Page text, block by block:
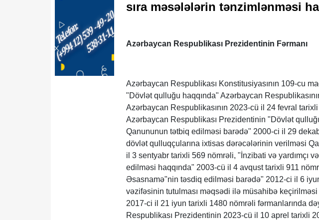
sıra məsələlərin tənzimlənməsi
Azərbaycan Respublikası Prezidentinin Fərmanı
Azərbaycan Respublikası Konstitusiyasının 109-cu
"Dövlət qulluğu haqqında" Azərbaycan
Azərbaycan Respublikasının 2023-cü il 24 fevral
Azərbaycan Respublikası Prezidentinin "Dövlət
Qanununun tətbiq edilməsi barədə" 2000-ci il 29
dövlət qulluqçularına ixtisas dərəcələrinin verilməsi
il 3 sentyabr tarixli 569 nömrəli, "İnzibati və yardımçı
edilməsi haqqında" 2003-cü il 4 avqust tarixli 911
Əsasnamə"nin təsdiq edilməsi barədə" 2012-ci il 6
vəzifəsinin tutulması məqsədi ilə müsahibə keçirilməsi
2017-ci il 21 iyun tarixli 1480 nömrəli fərmanlarında
Respublikası Prezidentinin 2023-cü il 10 aprel tarixli